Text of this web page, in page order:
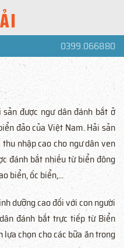
0399.066880
được ngư dân đánh bắt ở
đảo của Việt Nam. Hải sản
nhập cao cho ngư dân ven
đánh bắt nhiều từ biển đông
biển, ốc biển,...
dưỡng cao đối với con người
đánh bắt trực tiếp từ Biển
chọn cho các bữa ăn trong